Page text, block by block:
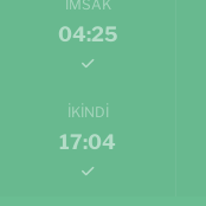
İMSAK
04:25
İKINDI
17:04